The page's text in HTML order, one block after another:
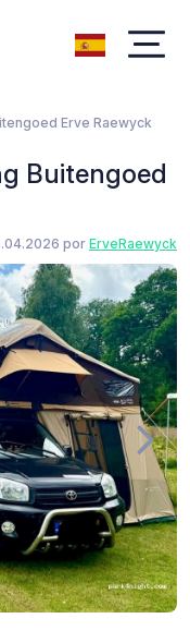
Erve Raewyck
Buitengoed
por ErveRaewyck